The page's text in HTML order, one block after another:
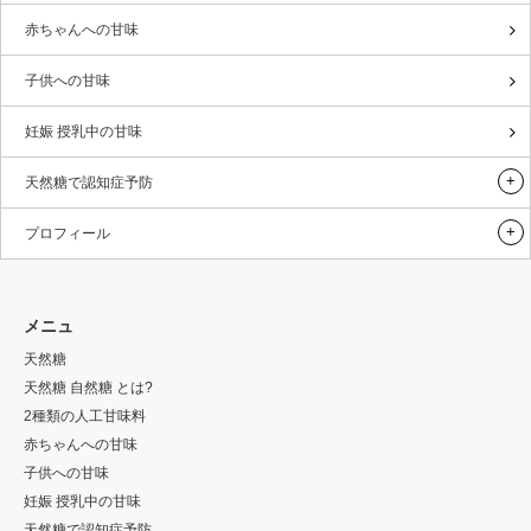
赤ちゃんへの甘味
子供への甘味
妊娠 授乳中の甘味
天然糖で認知症予防
プロフィール
メニュ
天然糖
天然糖 自然糖 とは?
2種類の人工甘味料
赤ちゃんへの甘味
子供への甘味
妊娠 授乳中の甘味